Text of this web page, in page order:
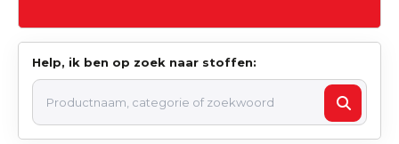
Help, ik ben op zoek naar stoffen: